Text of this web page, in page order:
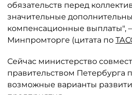
обязательств перед
значительные
компенсационные выплаты",
Минпромторге (цитата по
Сейчас министерство
правительством Петербурга
возможные варианты